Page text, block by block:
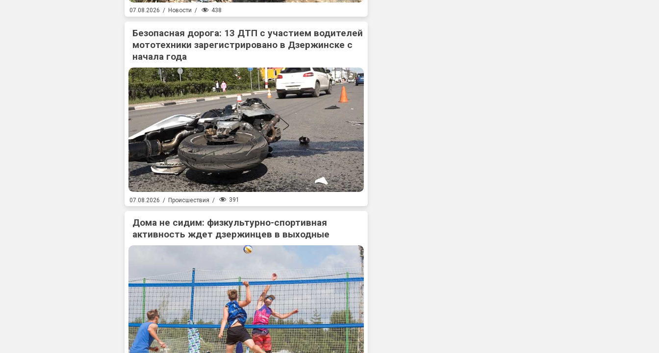
07.08.2026 / Новости / 438
Безопасная дорога: 13 ДТП с участием водителей
мототехники зарегистрировано в Дзержинске с
начала года
07.08.2026 / Происшествия / 391
Дома не сидим: физкультурно-спортивная
активность ждет дзержинцев в выходные